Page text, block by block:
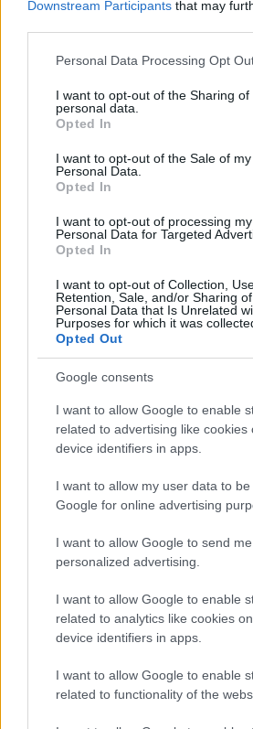
Downstream Participants that may
Please note that this website/app uses
not limited to your visit or usage
grant or deny consent to Google and
use your data for below specified
consent section.
Personal Data Processing Opt
I want to opt-out of the Sharing of
personal data.
Opted In
I want to opt-out of the Sale of my
Personal Data.
Opted In
I want to opt-out of processing my
Personal Data for Targeted
Opted In
I want to opt-out of Collection,
Retention, Sale, and/or Sharing
Personal Data that Is Unrelated
Purposes for which it was
Opted Out
Google consents
I want to allow Google to enable
related to advertising like cookies
device identifiers in apps.
I want to allow my user data to
Google for online advertising
I want to allow Google to send me
personalized advertising.
I want to allow Google to enable
related to analytics like cookies
device identifiers in apps.
I want to allow Google to enable
related to functionality of the
Παράλληλα, δρομολογείται η
νέου, μικρότερου
θα βρίσκεται εκτός του
και εκτός του Golden Hall. Το
αναπτυχθεί σε επιφάνεια
θα είναι προσαρμοσμένο στις
του λιανεμπορίου, με
κατηγορίες premium και luxury
υπηρεσίες και στην εμπειρία
Κανονικά προχωρά την ίδια
για τρία καταστήματα στο
Ενίσχυση του e-shop
μετασχηματισμός